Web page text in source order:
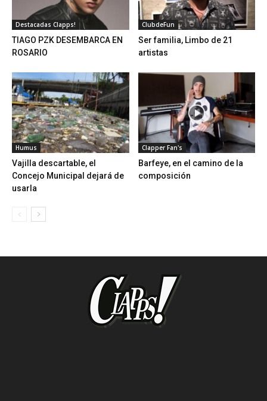
Destacadas Clapps!
TIAGO PZK DESEMBARCA EN
ROSARIO
ClubdeFun
Ser familia, Limbo de 21
artistas
Humus
Vajilla descartable, el
Concejo Municipal dejará de
usarla
Clapper Fan's
Barfeye, en el camino de la
composición